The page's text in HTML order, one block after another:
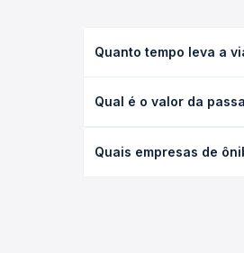
Quanto tempo leva a
executivo ou leito) e as
Qual é o valor da
de poltrona e a
Quais empresas de